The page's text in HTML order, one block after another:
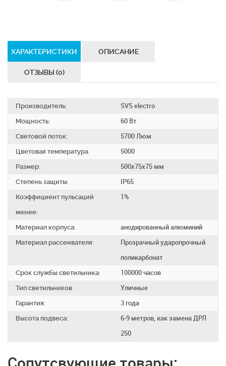
ХАРАКТЕРИСТИКИ ОПИСАНИЕ
ОТЗЫВЫ (0)
Производитель:
SVS electro
Мощность:
60 Вт
Световой поток:
5700 Люм
Цветовая температура
5000
Размер:
500х75х75 мм
Степень защиты:
IP65
Коэффициент пульсаций
менее:
1%
Материал корпуса:
анодированный алюминий
Материал рассеивателя:
Прозрачный ударопрочный
поликарбонат
Срок службы светильника:
100000 часов
Тип светильников
Уличные
Гарантия:
3 года
Высота подвеса:
6-9 метров, как замена ДРЛ
250